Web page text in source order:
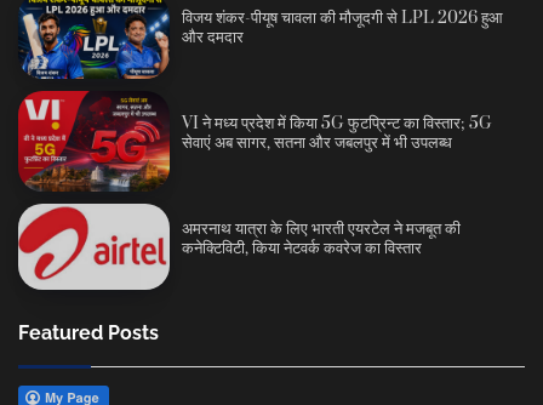
विजय शंकर-पीयूष चावला की मौजूदगी से LPL 2026 हुआ
और दमदार
VI ने मध्य प्रदेश में किया 5G फुटप्रिन्ट का विस्तार; 5G
सेवाएं अब सागर, सतना और जबलपुर में भी उपलब्ध
अमरनाथ यात्रा के लिए भारती एयरटेल ने मजबूत की
कनेक्टिविटी, किया नेटवर्क कवरेज का विस्तार
Featured Posts